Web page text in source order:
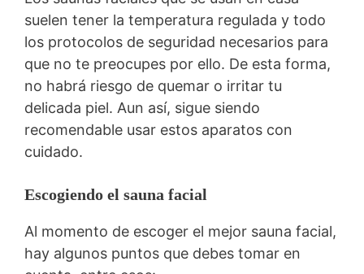
suelen tener la temperatura regulada y todo
los protocolos de seguridad necesarios para
que no te preocupes por ello. De esta forma,
no habrá riesgo de quemar o irritar tu
delicada piel. Aun así, sigue siendo
recomendable usar estos aparatos con
cuidado.
Escogiendo el sauna facial
Al momento de escoger el mejor sauna facial,
hay algunos puntos que debes tomar en